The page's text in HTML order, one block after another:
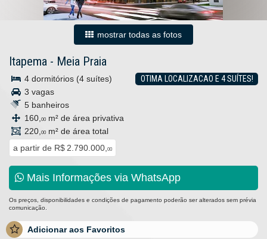
mostrar todas as fotos
Itapema - Meia Praia
OTIMA LOCALIZACAO E 4 SUÍTES!
4 dormitórios (4 suítes)
3 vagas
5 banheiros
160, 00 m² de área privativa
220, 00 m² de área total
a partir de R$ 2.790.000, 00
Mais Informações via WhatsApp
Os preços, disponibilidades e condições de pagamento poderão ser alterados sem prévia
comunicação.
Adicionar aos Favoritos